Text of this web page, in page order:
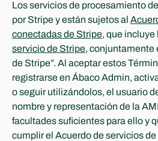
Los servicios de procesamiento
por Stripe y están sujetos al
conectadas de Stripe, que incluye
servicio de Stripe, conjuntamente
de Stripe”. Al aceptar estos
registrarse en Ábaco Admin,
o seguir utilizándolos, el usuario
nombre y representación de la
facultades suficientes para ello y
cumplir el Acuerdo de servicios de